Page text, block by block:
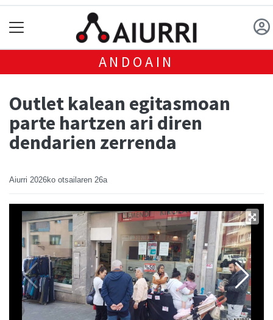
ANDOAIN
Outlet kalean egitasmoan
parte hartzen ari diren
dendarien zerrenda
Aiurri 2026ko otsailaren 26a